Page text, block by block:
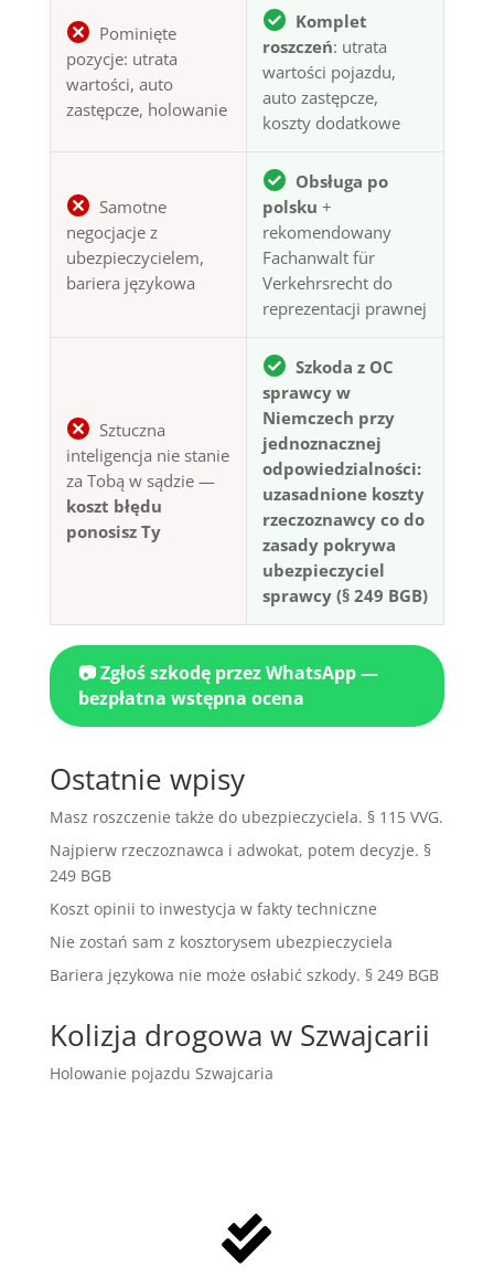
Pominięte
pozycje: utrata
wartości, auto
zastępcze, holowanie
Komplet
roszczeń: utrata
wartości pojazdu,
auto zastępcze,
koszty dodatkowe
Samotne
negocjacje z
ubezpieczycielem,
bariera językowa
Obsługa po
polsku +
rekomendowany
Fachanwalt für
Verkehrsrecht do
reprezentacji prawnej
Sztuczna
inteligencja nie stanie
za Tobą w sądzie —
koszt błędu
ponosisz Ty
Szkoda z OC
sprawcy w
Niemczech przy
jednoznacznej
odpowiedzialności:
uzasadnione koszty
rzeczoznawcy co do
zasady pokrywa
ubezpieczyciel
sprawcy (§ 249 BGB)
📷 Zgłoś szkodę przez WhatsApp —
bezpłatna wstępna ocena
Ostatnie wpisy
Masz roszczenie także do ubezpieczyciela. § 115 VVG.
Najpierw rzeczoznawca i adwokat, potem decyzje. §
249 BGB
Koszt opinii to inwestycja w fakty techniczne
Nie zostań sam z kosztorysem ubezpieczyciela
Bariera językowa nie może osłabić szkody. § 249 BGB
Kolizja drogowa w Szwajcarii
Holowanie pojazdu Szwajcaria
